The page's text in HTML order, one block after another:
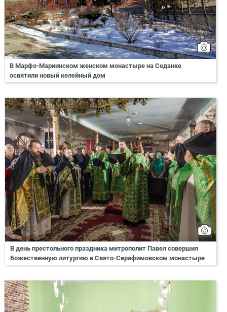
В Марфо-Мариинском женском монастыре на Седанке
освятили новый келейный дом
В день престольного праздника митрополит Павел совершил
Божественную литургию в Свято-Серафимовском монастыре